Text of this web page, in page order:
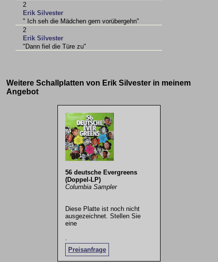
2
Erik Silvester
" Ich seh die Mädchen gern vorübergehn"
2
Erik Silvester
"Dann fiel die Türe zu"
Weitere Schallplatten von Erik Silvester in meinem
Angebot
56 deutsche Evergreens
(Doppel-LP)
Columbia Sampler
Diese Platte ist noch nicht
ausgezeichnet. Stellen Sie
eine
Preisanfrage